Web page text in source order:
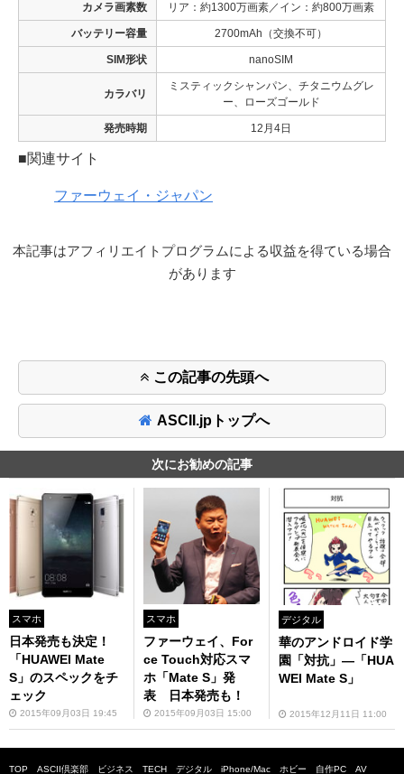
カメラ画素数 リア：約1300万画素／イン：約800万画素
バッテリー容量 2700mAh（交換不可）
SIM形状 nanoSIM
カラバリ
ミスティックシャンパン、チタニウムグレ
ー、ローズゴールド
発売時期 12月4日
■関連サイト
ファーウェイ・ジャパン
本記事はアフィリエイトプログラムによる収益を得ている場合
があります
この記事の先頭へ
ASCII.jpトップへ
次にお勧めの記事
スマホ
日本発売も決定！
「HUAWEI Mate
S」のスペックをチ
ェック
2015年09月03日 19:45
スマホ
ファーウェイ、For
ce Touch対応スマ
ホ「Mate S」発
表 日本発売も！
2015年09月03日 15:00
デジタル
華のアンドロイド学
園「対抗」―「HUA
WEI Mate S」
2015年12月11日 11:00
TOP ASCII倶楽部 ビジネス TECH デジタル iPhone/Mac ホビー 自作PC AV